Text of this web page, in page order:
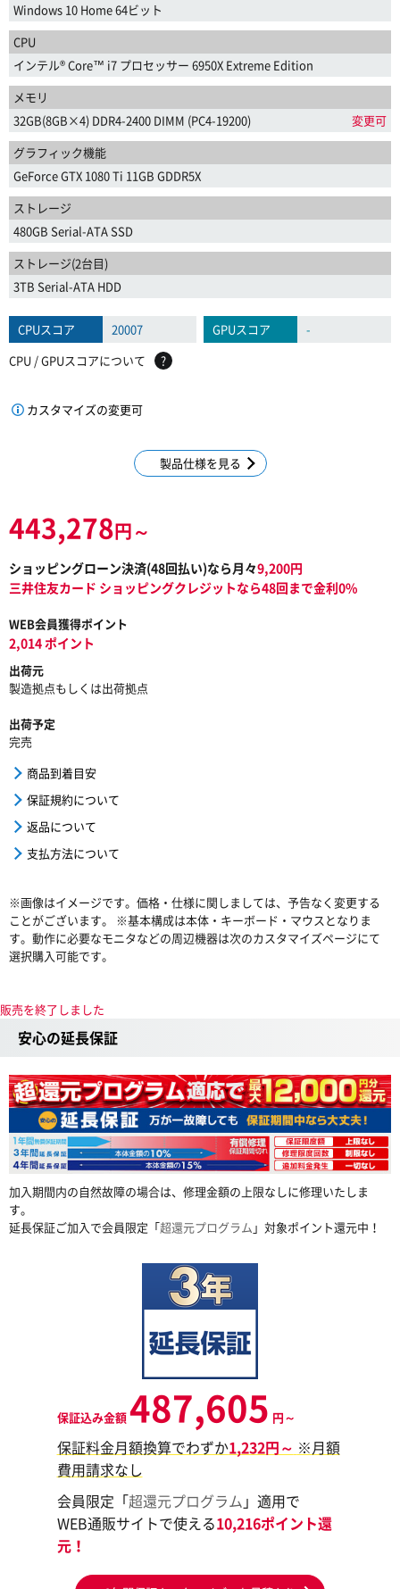
Windows 10 Home 64ビット
CPU
インテル® Core™ i7 プロセッサー 6950X Extreme Edition
メモリ
32GB(8GB×4) DDR4-2400 DIMM (PC4-19200)
変更可
グラフィック機能
GeForce GTX 1080 Ti 11GB GDDR5X
ストレージ
480GB Serial-ATA SSD
ストレージ(2台目)
3TB Serial-ATA HDD
CPUスコア 20007 GPUスコア
-
CPU / GPUスコアについて
?
カスタマイズの変更可
製品仕様を見る
443,278円～
ショッピングローン決済(48回払い)なら月々9,200円
三井住友カード ショッピングクレジットなら48回まで金利0%
WEB会員獲得ポイント
2,014 ポイント
出荷元
製造拠点もしくは出荷拠点
出荷予定
完売
商品到着目安
保証規約について
返品について
支払方法について
※画像はイメージです。価格・仕様に関しましては、予告なく変更する
ことがございます。 ※基本構成は本体・キーボード・マウスとなりま
す。動作に必要なモニタなどの周辺機器は次のカスタマイズページにて
選択購入可能です。
販売を終了しました
安心の延長保証
加入期間内の自然故障の場合は、修理金額の上限なしに修理いたしま
す。
延長保証ご加入で会員限定「超還元プログラム 」対象ポイント還元中！
保証込み金額487,605 円～
保証料金月額換算でわずか1,232円～ ※月額
費用請求なし
会員限定「超還元プログラム 」適用で
WEB通販サイトで使える10,216ポイント還
元！